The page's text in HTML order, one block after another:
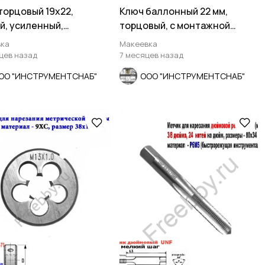
19х22,
усиленный,
КЗСМИ, Россия.
назад
"ИНСТРУМЕНТСНАБ"
Ключ баллонный 22 мм,
торцовый, с монтажной
лопаткой, оцинков, СССР.
Макеевка
7 месяцев назад
ООО "ИНСТРУМЕНТСНАБ"